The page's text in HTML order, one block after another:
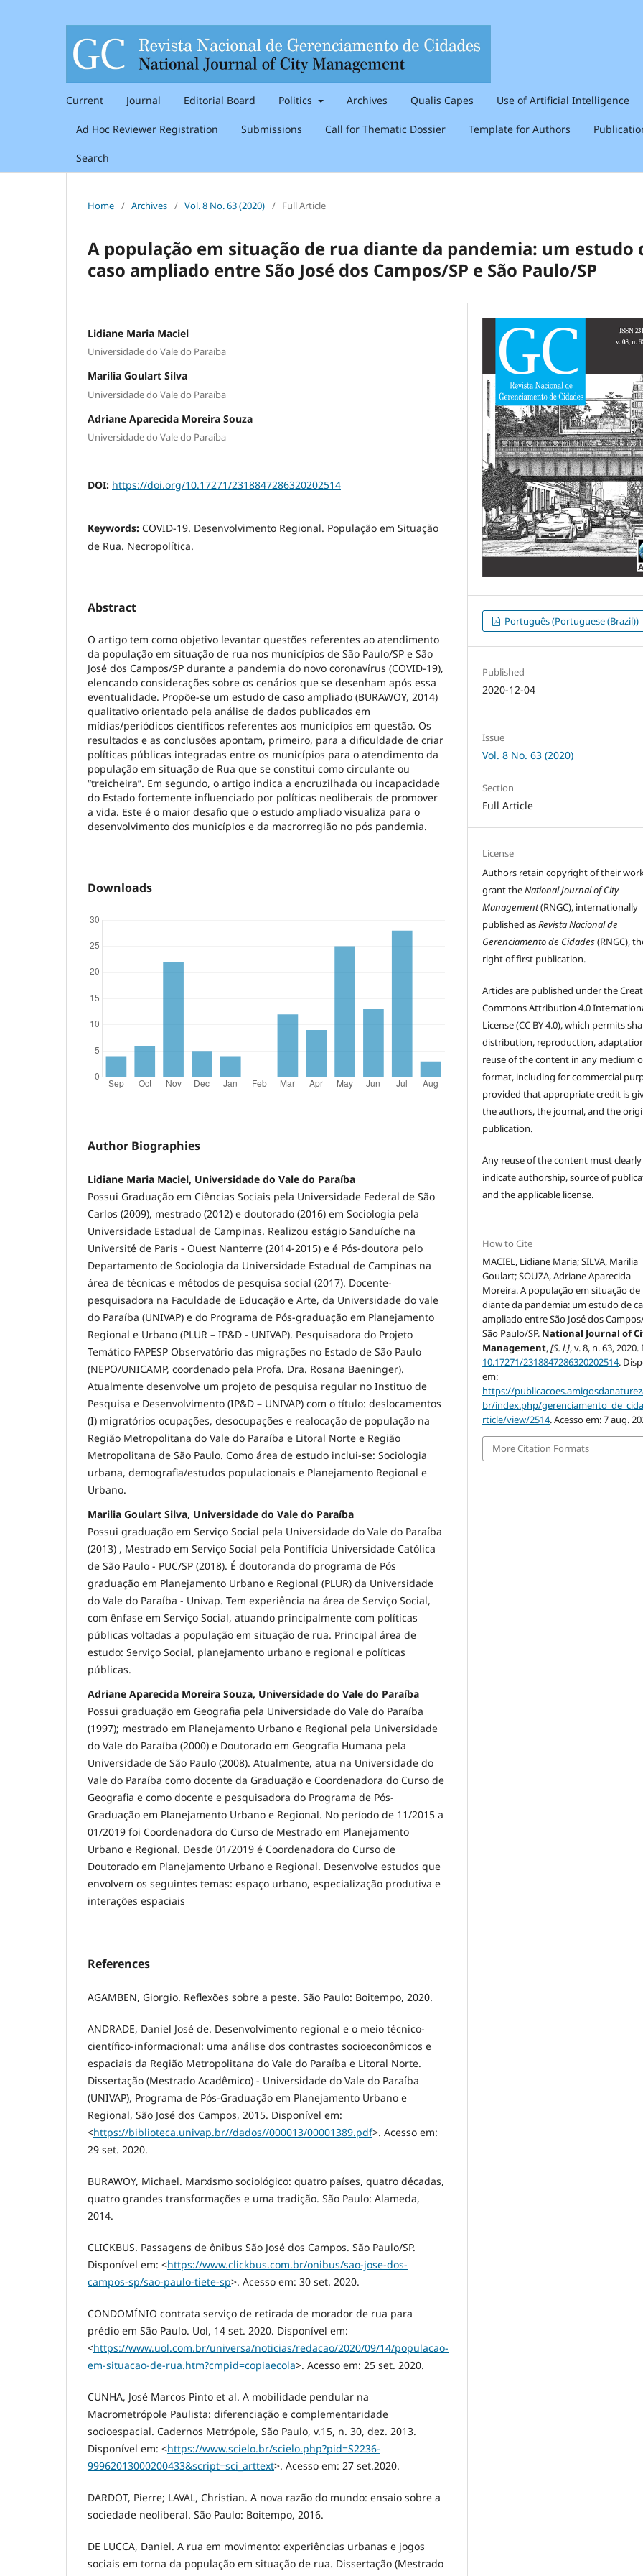
Current Journal Editorial Board Politics Archives Qualis Capes Use of Artificial Intelligence
Ad Hoc Reviewer Registration Submissions Call for Thematic Dossier Template for Authors
Search
Home / Archives / Vol. 8 No. 63 (2020) / Full Article
A população em situação de rua diante da pandemia: um estudo
caso ampliado entre São José dos Campos/SP e São Paulo/SP
Lidiane Maria Maciel
Universidade do Vale do Paraíba
Marilia Goulart Silva
Universidade do Vale do Paraíba
Adriane Aparecida Moreira Souza
Universidade do Vale do Paraíba
DOI: https://doi.org/10.17271/2318847286320202514
Keywords: COVID-19. Desenvolvimento Regional. População em Situação
de Rua. Necropolítica.
Abstract
O artigo tem como objetivo levantar questões referentes ao atendimento
da população em situação de rua nos municípios de São Paulo/SP e São
José dos Campos/SP durante a pandemia do novo coronavírus (COVID-19),
elencando considerações sobre os cenários que se desenham após essa
eventualidade. Propõe-se um estudo de caso ampliado (BURAWOY, 2014)
qualitativo orientado pela análise de dados publicados em
mídias/periódicos científicos referentes aos municípios em questão. Os
resultados e as conclusões apontam, primeiro, para a dificuldade de criar
políticas públicas integradas entre os municípios para o atendimento da
população em situação de Rua que se constitui como circulante ou
“treicheira”. Em segundo, o artigo indica a encruzilhada ou incapacidade
do Estado fortemente influenciado por políticas neoliberais de promover
a vida. Este é o maior desafio que o estudo ampliado visualiza para o
desenvolvimento dos municípios e da macrorregião no pós pandemia.
Downloads
Author Biographies
Lidiane Maria Maciel, Universidade do Vale do Paraíba
Possui Graduação em Ciências Sociais pela Universidade Federal de São
Carlos (2009), mestrado (2012) e doutorado (2016) em Sociologia pela
Universidade Estadual de Campinas. Realizou estágio Sanduíche na
Université de Paris - Ouest Nanterre (2014-2015) e é Pós-doutora pelo
Departamento de Sociologia da Universidade Estadual de Campinas na
área de técnicas e métodos de pesquisa social (2017). Docente-
pesquisadora na Faculdade de Educação e Arte, da Universidade do vale
do Paraíba (UNIVAP) e do Programa de Pós-graduação em Planejamento
Regional e Urbano (PLUR – IP&D - UNIVAP). Pesquisadora do Projeto
Temático FAPESP Observatório das migrações no Estado de São Paulo
(NEPO/UNICAMP, coordenado pela Profa. Dra. Rosana Baeninger).
Atualmente desenvolve um projeto de pesquisa regular no Instituo de
Pesquisa e Desenvolvimento (IP&D – UNIVAP) com o título: deslocamentos
(I) migratórios ocupações, desocupações e realocação de população na
Região Metropolitana do Vale do Paraíba e Litoral Norte e Região
Metropolitana de São Paulo. Como área de estudo inclui-se: Sociologia
urbana, demografia/estudos populacionais e Planejamento Regional e
Urbano.
Marilia Goulart Silva, Universidade do Vale do Paraíba
Possui graduação em Serviço Social pela Universidade do Vale do Paraíba
(2013) , Mestrado em Serviço Social pela Pontifícia Universidade Católica
de São Paulo - PUC/SP (2018). É doutoranda do programa de Pós
graduação em Planejamento Urbano e Regional (PLUR) da Universidade
do Vale do Paraíba - Univap. Tem experiência na área de Serviço Social,
com ênfase em Serviço Social, atuando principalmente com políticas
públicas voltadas a população em situação de rua. Principal área de
estudo: Serviço Social, planejamento urbano e regional e políticas
públicas.
Adriane Aparecida Moreira Souza, Universidade do Vale do Paraíba
Possui graduação em Geografia pela Universidade do Vale do Paraíba
(1997); mestrado em Planejamento Urbano e Regional pela Universidade
do Vale do Paraíba (2000) e Doutorado em Geografia Humana pela
Universidade de São Paulo (2008). Atualmente, atua na Universidade do
Vale do Paraíba como docente da Graduação e Coordenadora do Curso de
Geografia e como docente e pesquisadora do Programa de Pós-
Graduação em Planejamento Urbano e Regional. No período de 11/2015 a
01/2019 foi Coordenadora do Curso de Mestrado em Planejamento
Urbano e Regional. Desde 01/2019 é Coordenadora do Curso de
Doutorado em Planejamento Urbano e Regional. Desenvolve estudos que
envolvem os seguintes temas: espaço urbano, especialização produtiva e
interações espaciais
References
AGAMBEN, Giorgio. Reflexões sobre a peste. São Paulo: Boitempo, 2020.
ANDRADE, Daniel José de. Desenvolvimento regional e o meio técnico-
científico-informacional: uma análise dos contrastes socioeconômicos e
espaciais da Região Metropolitana do Vale do Paraíba e Litoral Norte.
Dissertação (Mestrado Acadêmico) - Universidade do Vale do Paraíba
(UNIVAP), Programa de Pós-Graduação em Planejamento Urbano e
Regional, São José dos Campos, 2015. Disponível em:
<https://biblioteca.univap.br//dados//000013/00001389.pdf>. Acesso em:
29 set. 2020.
BURAWOY, Michael. Marxismo sociológico: quatro países, quatro décadas,
quatro grandes transformações e uma tradição. São Paulo: Alameda,
2014.
CLICKBUS. Passagens de ônibus São José dos Campos. São Paulo/SP.
Disponível em: <https://www.clickbus.com.br/onibus/sao-jose-dos-
campos-sp/sao-paulo-tiete-sp>. Acesso em: 30 set. 2020.
CONDOMÍNIO contrata serviço de retirada de morador de rua para
prédio em São Paulo. Uol, 14 set. 2020. Disponível em:
<https://www.uol.com.br/universa/noticias/redacao/2020/09/14/populacao-
em-situacao-de-rua.htm?cmpid=copiaecola>. Acesso em: 25 set. 2020.
CUNHA, José Marcos Pinto et al. A mobilidade pendular na
Macrometrópole Paulista: diferenciação e complementaridade
socioespacial. Cadernos Metrópole, São Paulo, v.15, n. 30, dez. 2013.
Disponível em: <https://www.scielo.br/scielo.php?pid=S2236-
99962013000200433&script=sci_arttext>. Acesso em: 27 set.2020.
DARDOT, Pierre; LAVAL, Christian. A nova razão do mundo: ensaio sobre a
sociedade neoliberal. São Paulo: Boitempo, 2016.
DE LUCCA, Daniel. A rua em movimento: experiências urbanas e jogos
sociais em torna da população em situação de rua. Dissertação (Mestrado
Português (Portuguese (Brazil))
Published
2020-12-04
Issue
Vol. 8 No. 63 (2020)
Section
Full Article
License
Authors retain copyright of their
grant theNational Journal of City
Management(RNGC), internationally
published asRevista Nacional de
Gerenciamento de Cidades(RNGC),
right of first publication.
Articles are published under the
Commons Attribution 4.0
License (CC BY 4.0), which permits
distribution, reproduction,
reuse of the content in any medium
format, including for commercial
provided that appropriate credit is
the authors, the journal, and the
publication.
Any reuse of the content must clearly
indicate authorship, source of
and the applicable license.
How to Cite
MACIEL, Lidiane Maria; SILVA, Marilia
Goulart; SOUZA, Adriane Aparecida
Moreira. A população em situação de
diante da pandemia: um estudo de
ampliado entre São José dos
São Paulo/SP. National Journal of
Management,[S. l.], v. 8, n. 63, 2020.
10.17271/2318847286320202514.
em:
https://
br/index.php/
rticle/view/2514. Acesso em: 7 aug.
More Citation Formats